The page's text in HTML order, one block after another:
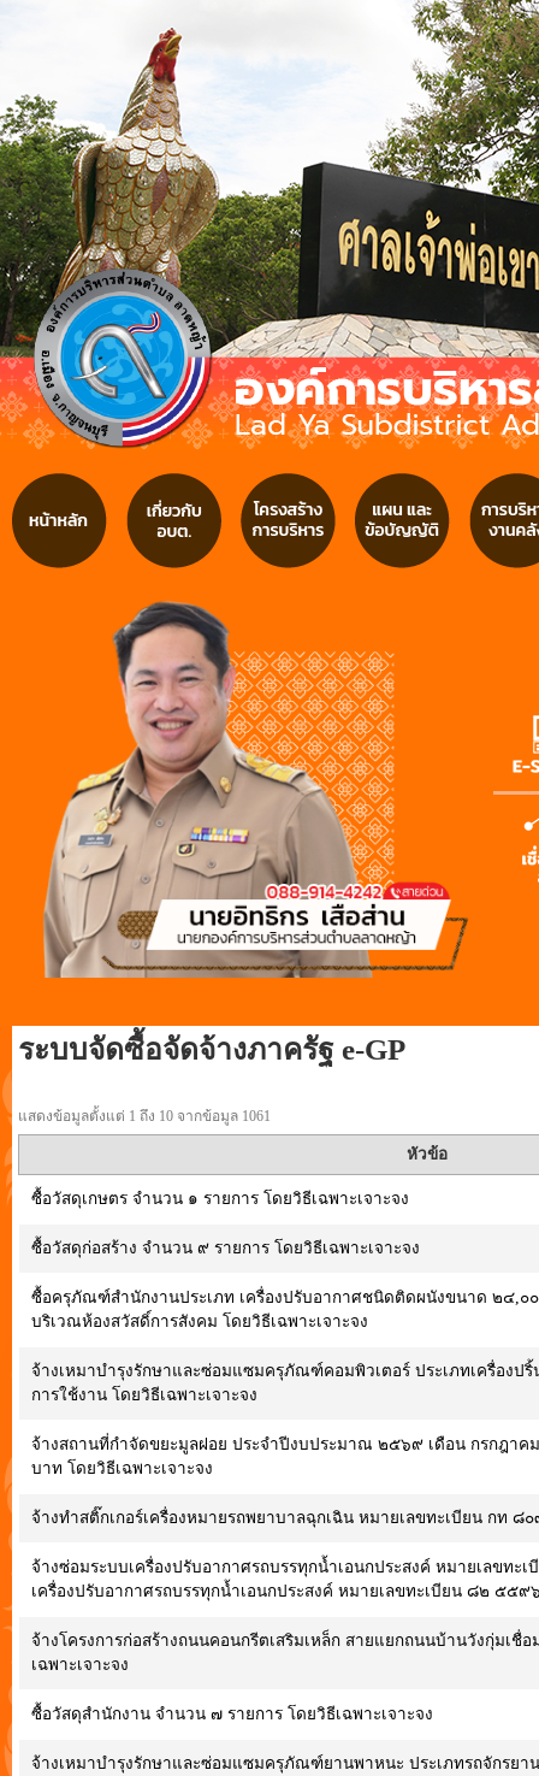
ระบบจัดซื้อจัดจ้างภาครัฐ e-GP
แสดงข้อมูลตั้งแต่ 1 ถึง 10 จากข้อมูล 1061
หัวข้อ
ซื้อวัสดุเกษตร จำนวน ๑ รายการ โดยวิธีเฉพาะเจาะจง
ซื้อวัสดุก่อสร้าง จำนวน ๙ รายการ โดยวิธีเฉพาะเจาะจง
ซื้อครุภัณฑ์สำนักงานประเภท เครื่องปรับอากาศชนิดติดผนังขนาด ๒๔,๐
บริเวณห้องสวัสดิ์การสังคม โดยวิธีเฉพาะเจาะจง
จ้างเหมาบำรุงรักษาและซ่อมแซมครุภัณฑ์คอมพิวเตอร์ ประเภทเครื่องป
การใช้งาน โดยวิธีเฉพาะเจาะจง
จ้างสถานที่กำจัดขยะมูลฝอย ประจำปีงบประมาณ ๒๕๖๙ เดือน กรกฎ
บาท โดยวิธีเฉพาะเจาะจง
จ้างทำสติ๊กเกอร์เครื่องหมายรถพยาบาลฉุกเฉิน หมายเลขทะเบียน กท ๘
จ้างซ่อมระบบเครื่องปรับอากาศรถบรรทุกน้ำเอนกประสงค์ หมายเลขท
เครื่องปรับอากาศรถบรรทุกน้ำเอนกประสงค์ หมายเลขทะเบียน ๘๒ ๕๕๙
จ้างโครงการก่อสร้างถนนคอนกรีตเสริมเหล็ก สายแยกถนนบ้านวังกุ่มเชื่
เฉพาะเจาะจง
ซื้อวัสดุสำนักงาน จำนวน ๗ รายการ โดยวิธีเฉพาะเจาะจง
จ้างเหมาบำรุงรักษาและซ่อมแซมครุภัณฑ์ยานพาหนะ ประเภทรถจักรยา